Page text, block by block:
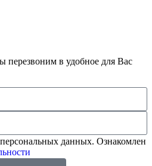
перезвоним в удобное для Вас
данных. Ознакомлен